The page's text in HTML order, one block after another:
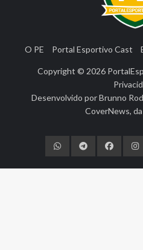
O PE Portal Esportivo Cast
Copyright © 2026
Desenvolvido porBrunno
CoverNews, da